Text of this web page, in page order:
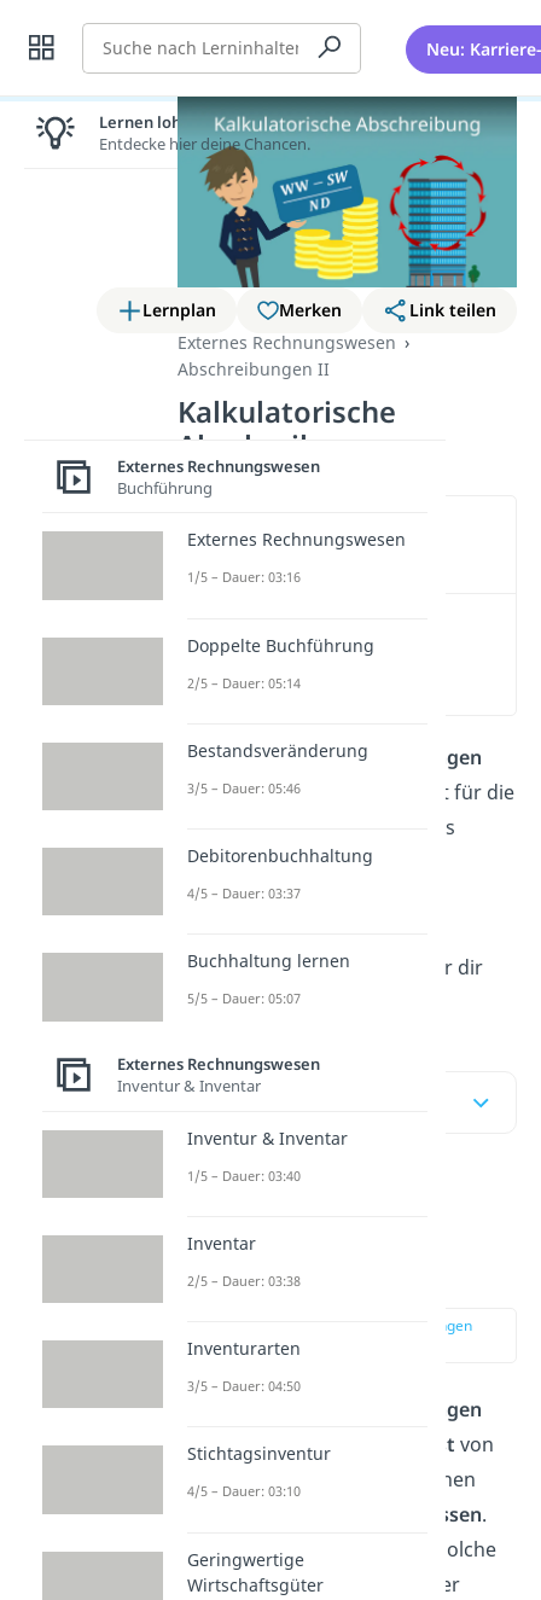
Suche Neu:
Lernplan Merken
Link teilen
Externes Rechnungswesen
Abschreibungen II
Kalkulatorische
Abschreibung
Wichtige Inhalte in diesem
kalkulatorische
Kalkulatorische Abschreibungen
sind ein wichtiges Instrument für die
interne Kostenrechnung eines
Unternehmens. Wie du sie
berechnest und was der
Abschreibung ist, erklären wir dir
hier im Beitrag und im
kalkulatorische
Abschreibung?
zur Stelle im Video springen
(00:13)
Kalkulatorische Abschreibungen
sind dazu da, den
Wertverlust von
Anlagevermögen wie Maschinen
erfassen.
Denn über die Zeit verlieren solche
Anlagen durch Verschleiß oder
Lernen lohnt sich!
Entdecke hier deine Chancen.
Externes Rechnungswesen
Buchführung
Externes Rechnungswesen
1/5 – Dauer: 03:16
Doppelte Buchführung
2/5 – Dauer: 05:14
Bestandsveränderung
3/5 – Dauer: 05:46
Debitorenbuchhaltung
4/5 – Dauer: 03:37
Buchhaltung lernen
5/5 – Dauer: 05:07
Externes Rechnungswesen
Inventur & Inventar
Inventur & Inventar
1/5 – Dauer: 03:40
Inventar
2/5 – Dauer: 03:38
Inventurarten
3/5 – Dauer: 04:50
Stichtagsinventur
4/5 – Dauer: 03:10
Geringwertige
Wirtschaftsgüter